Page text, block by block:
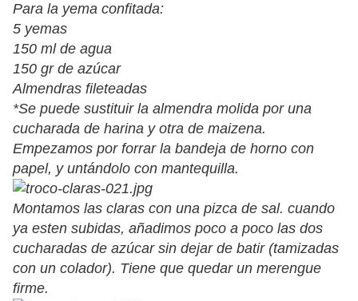
Para la yema confitada:
5 yemas
150 ml de agua
150 gr de azúcar
Almendras fileteadas
*Se puede sustituir la almendra molida por una
cucharada de harina y otra de maizena.
Empezamos por forrar la bandeja de horno con
papel, y untándolo con mantequilla.
Montamos las claras con una pizca de sal. cuando
ya esten subidas, añadimos poco a poco las dos
cucharadas de azúcar sin dejar de batir (tamizadas
con un colador). Tiene que quedar un merengue
firme.